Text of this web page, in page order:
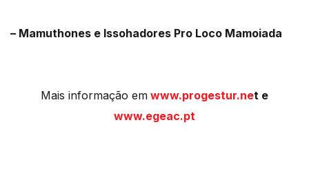
– Mamuthones e Issohadores Pro Loco Mamoiada
Mais informação em www.progestur.net e
www.egeac.pt